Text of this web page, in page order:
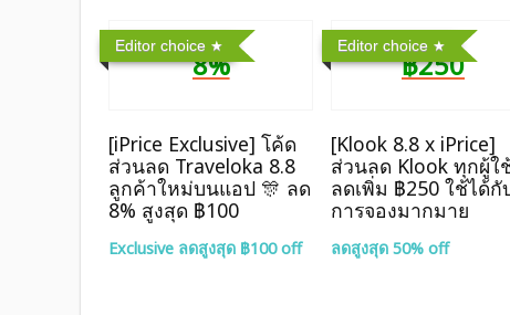
Editor choice
8%
[iPrice Exclusive] โค้ด
ส่วนลด Traveloka 8.8
ลูกค้าใหม่บนแอป 🎊 ลด
8% สูงสุด​ ฿100
Exclusive ลดสูงสุด ฿100 off
Editor choice
฿250
[Klook 8.8 x iPrice]
ส่วนลด Klook ทุกผู้ใ
ลดเพิ่ม ฿250 ใช้ได้กั
การจองมากมาย
ลดสูงสุด 50% off